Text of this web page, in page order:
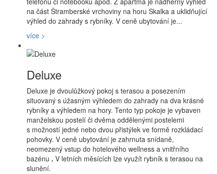
na část Štramberské vrchoviny na horu Skalka a uklidňující
výhled do zahrady s rybníky. V ceně ubytování je...
více >
Deluxe
Deluxe je dvoulůžkový pokoj s terasou a posezením
situovaný s úžasným výhledem do zahrady na dva krásné
rybníky a výhledem na hory. Tento typ pokoje je vybaven
manželskou postelí či dvěma oddělenými postelemi
s možností jedné nebo dvou přistýlek ve formě rozkládací
pohovky. V ceně ubytování je zahrnuta snídaně,
neomezený vstup do hotelového wellness a vnitřního
bazénu . V letních měsících lze využít rybník s terasou na
slunění.